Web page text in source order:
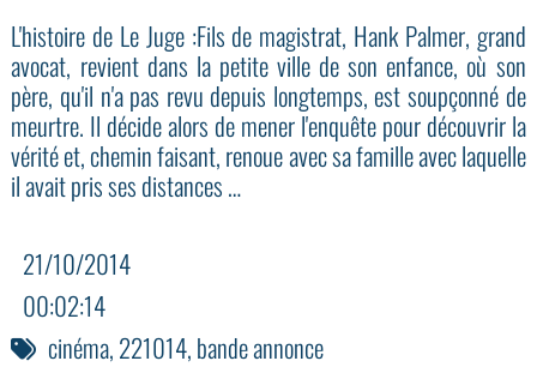
L'histoire de Le Juge :Fils de magistrat, Hank Palmer, grand
avocat, revient dans la petite ville de son enfance, où son
père, qu'il n'a pas revu depuis longtemps, est soupçonné de
meurtre. Il décide alors de mener l'enquête pour découvrir la
vérité et, chemin faisant, renoue avec sa famille avec laquelle
il avait pris ses distances …
21/10/2014
00:02:14
cinéma,221014,bande annonce